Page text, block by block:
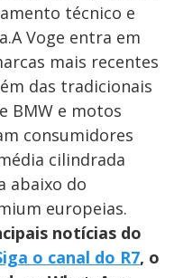
técnico e
Voge entra em
mais recentes
das tradicionais
BMW e motos
consumidores
cilindrada
abaixo do
europeias.
notícias do
o canal do R7, o